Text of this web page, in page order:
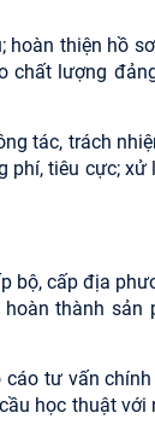
hoàn thiện hồ
chất lượng
tác, trách
phí, tiêu cực; xử
bộ, cấp địa
thành sản
tư vấn chính
học thuật với